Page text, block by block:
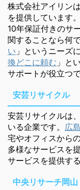
株式会社アイリンは
を提供しています
10年保証付きのサ
関することなら何
い 」というニーズ
換どこに頼む 」と
サポートが役立つで
安芸リサイクル
安芸リサイクルは、
いる企業です。 広
宅やオフィスから
多様なサービスを
サービスを提供す
中央リサーチ岡山